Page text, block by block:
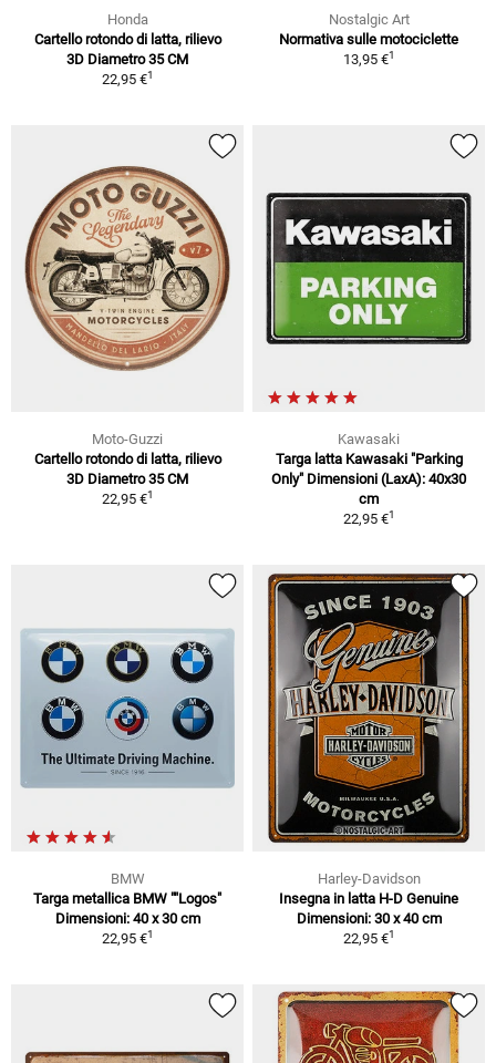
Honda
Cartello rotondo di latta, rilievo
3D Diametro 35 CM
22,95 €1
Nostalgic Art
Normativa sulle motociclette
13,95 €1
Moto-Guzzi
Cartello rotondo di latta, rilievo
3D Diametro 35 CM
22,95 €1
Kawasaki
Targa latta Kawasaki "Parking
Only" Dimensioni (LaxA): 40x30
cm
22,95 €1
BMW
Targa metallica BMW ""Logos"
Dimensioni: 40 x 30 cm
22,95 €1
Harley-Davidson
Insegna in latta H-D Genuine
Dimensioni: 30 x 40 cm
22,95 €1